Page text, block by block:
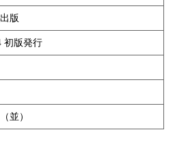
版
初版発行
並）